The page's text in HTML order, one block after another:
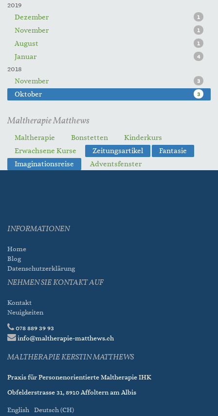
2019
Dezember
1
November 1
August 1
Januar 4
2018
November
3
Oktober 3
Maltherapie Matthews
Maltherapie Bonstetten
Kinderkurs
Erwachsene Kurse
Zeitungsartikel
Fantasie
Imaginationsreise
Adventsfenster
INFORMATIONEN
Home
Blog
Datenschutzerklärung
NEHMEN SIE KONTAKT AUF
Kontakt
Neuigkeiten
078 889 39 93
info@maltherapie-matthews.ch
MALTHERAPIE KERSTIN MATTHEWS
Praxis für Personenorientierte Maltherapie IHK
Obfelderstrasse 31, 8910 Affoltern am Albis
English Deutsch (CH)